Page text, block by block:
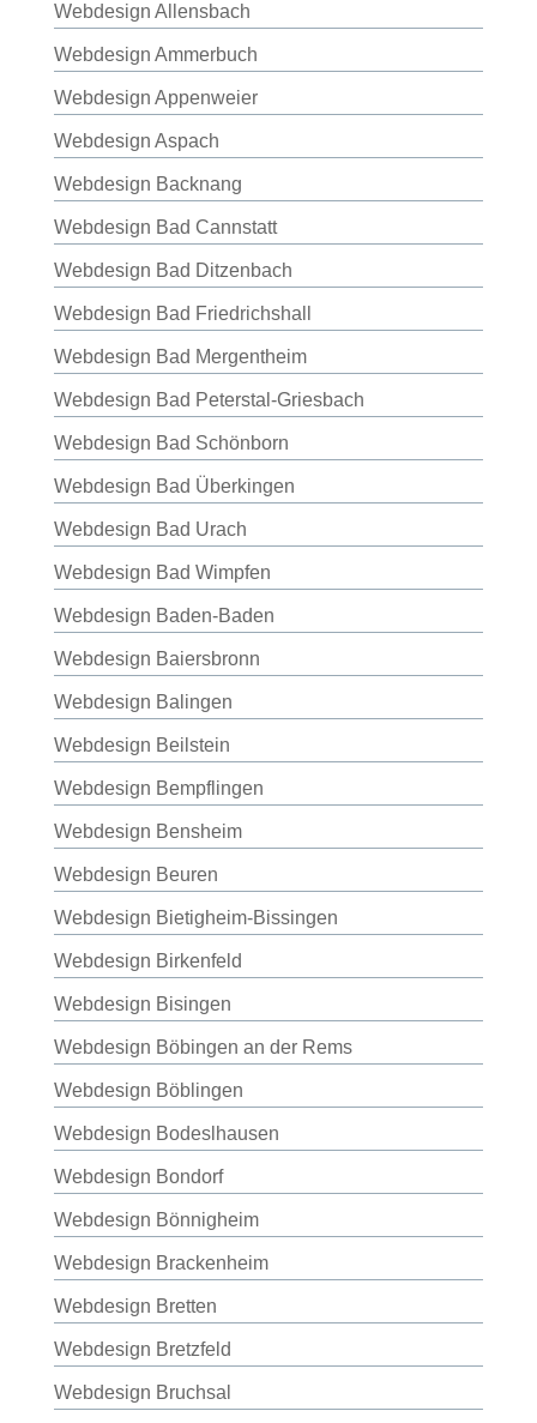
Webdesign Allensbach
Webdesign Ammerbuch
Webdesign Appenweier
Webdesign Aspach
Webdesign Backnang
Webdesign Bad Cannstatt
Webdesign Bad Ditzenbach
Webdesign Bad Friedrichshall
Webdesign Bad Mergentheim
Webdesign Bad Peterstal-Griesbach
Webdesign Bad Schönborn
Webdesign Bad Überkingen
Webdesign Bad Urach
Webdesign Bad Wimpfen
Webdesign Baden-Baden
Webdesign Baiersbronn
Webdesign Balingen
Webdesign Beilstein
Webdesign Bempflingen
Webdesign Bensheim
Webdesign Beuren
Webdesign Bietigheim-Bissingen
Webdesign Birkenfeld
Webdesign Bisingen
Webdesign Böbingen an der Rems
Webdesign Böblingen
Webdesign Bodeslhausen
Webdesign Bondorf
Webdesign Bönnigheim
Webdesign Brackenheim
Webdesign Bretten
Webdesign Bretzfeld
Webdesign Bruchsal